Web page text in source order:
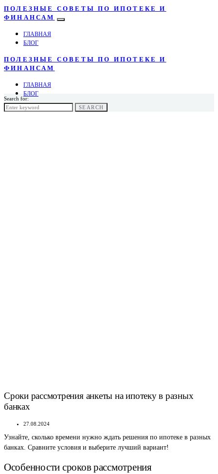
ПОЛЕЗНЫЕ СОВЕТЫ ПО ИПОТЕКЕ И
ФИНАНСАМ
ГЛАВНАЯ
БЛОГ
ПОЛЕЗНЫЕ СОВЕТЫ ПО ИПОТЕКЕ И
ФИНАНСАМ
ГЛАВНАЯ
БЛОГ
Search for:
SEARCH
Сроки рассмотрения анкеты на ипотеку в разных
банках
27.08.2024
Узнайте, сколько времени нужно ждать решения по ипотеке в разных
банках. Сравните условия и выберите лучший вариант!
Особенности сроков рассмотрения